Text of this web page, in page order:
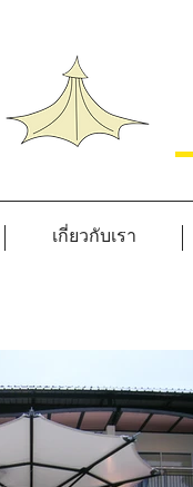
เกี่ยวกับเรา